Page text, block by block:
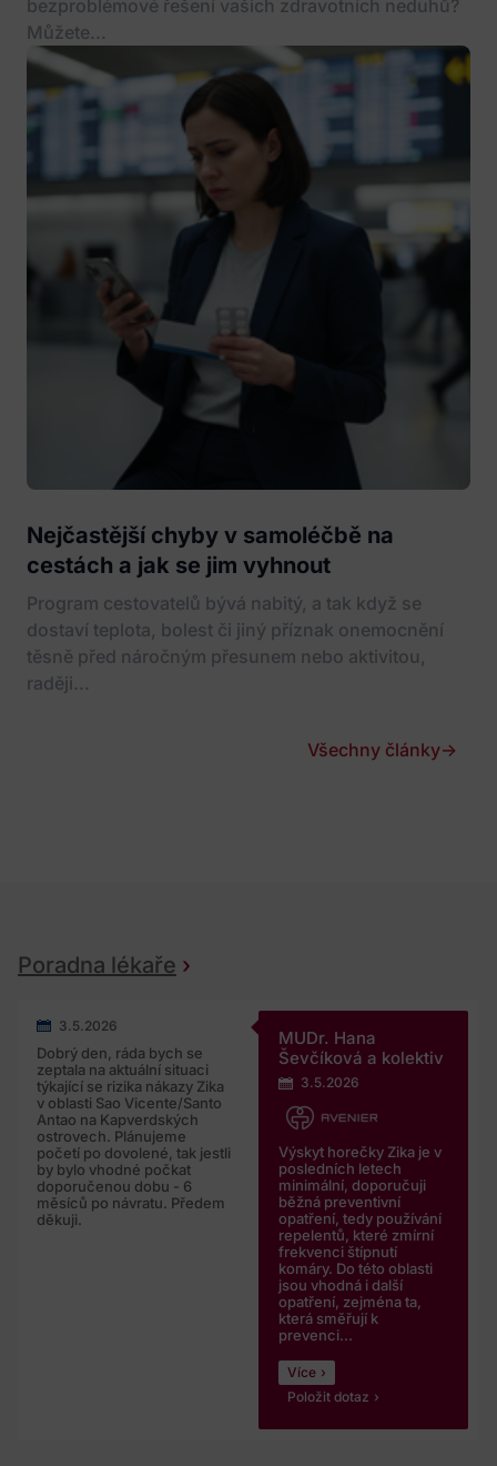
bezproblémové řešení vašich zdravotních neduhů?
Můžete...
Nejčastější chyby v samoléčbě na
cestách a jak se jim vyhnout
Program cestovatelů bývá nabitý, a tak když se
dostaví teplota, bolest či jiný příznak onemocnění
těsně před náročným přesunem nebo aktivitou,
raději...
Všechny články→
Poradna lékaře
3.5.2026
Dobrý den, ráda bych se
zeptala na aktuální situaci
týkající se rizika nákazy Zika
v oblasti Sao Vicente/Santo
Antao na Kapverdských
ostrovech. Plánujeme
početí po dovolené, tak jestli
by bylo vhodné počkat
doporučenou dobu - 6
měsíců po návratu. Předem
děkuji.
MUDr. Hana
Ševčíková a kolektiv
3.5.2026
Výskyt horečky Zika je v
posledních letech
minimální, doporučuji
běžná preventivní
opatření, tedy používání
repelentů, které zmírní
frekvenci štípnutí
komáry. Do této oblasti
jsou vhodná i další
opatření, zejména ta,
která směřují k
prevenci...
Více
Položit dotaz